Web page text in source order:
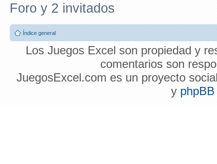
Foro y 2 invitados
Índice general
Los Juegos Excel son propiedad y
comentarios son
JuegosExcel.com es un proyecto
y phpBB